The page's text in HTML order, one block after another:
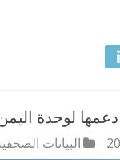
لوحدة
البيانات